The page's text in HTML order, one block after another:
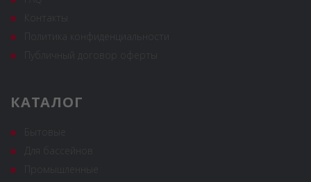
КАТАЛОГ